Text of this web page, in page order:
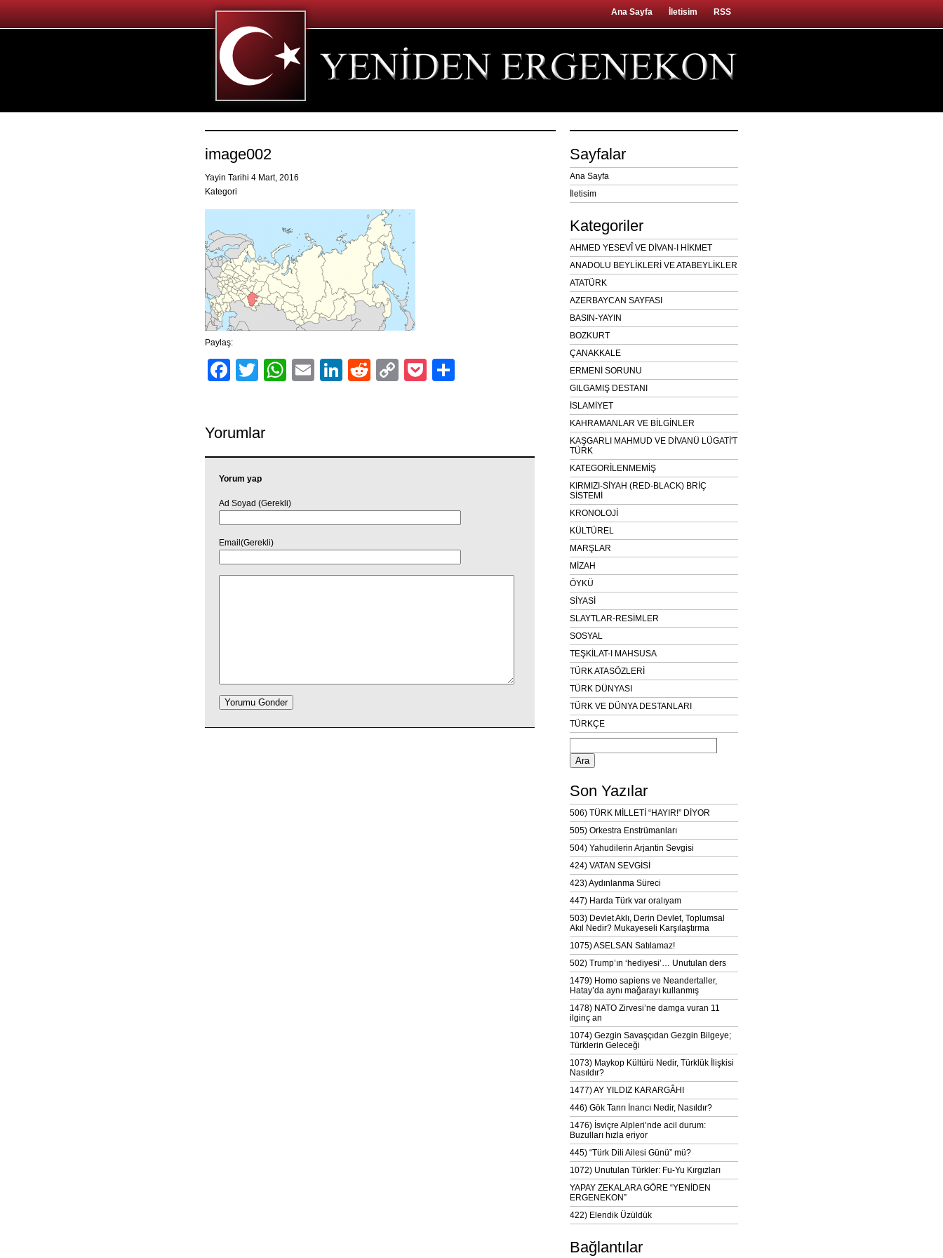
Ana Sayfa İletisim RSS
image002
Yayin Tarihi 4 Mart, 2016
Kategori
Paylaş:
Facebook
TwitterWhatsApp
EmailLinkedIn
RedditCopyPocket
Yorumlar
Yorum yap
Ad Soyad (Gerekli)
Email(Gerekli)
Sayfalar
Ana Sayfa
İletisim
Kategoriler
AHMED YESEVÎ VE DİVAN-I HİKMET
ANADOLU BEYLİKLERİ VE ATABEYLİKLER
ATATÜRK
AZERBAYCAN SAYFASI
BASIN-YAYIN
BOZKURT
ÇANAKKALE
ERMENİ SORUNU
GILGAMIŞ DESTANI
İSLAMİYET
KAHRAMANLAR VE BİLGİNLER
KAŞGARLI MAHMUD VE DİVANÜ LÜGATİ'T
TÜRK
KATEGORİLENMEMİŞ
KIRMIZI-SİYAH (RED-BLACK) BRİÇ
SİSTEMİ
KRONOLOJİ
KÜLTÜREL
MARŞLAR
MİZAH
ÖYKÜ
SİYASİ
SLAYTLAR-RESİMLER
SOSYAL
TEŞKİLAT-I MAHSUSA
TÜRK ATASÖZLERİ
TÜRK DÜNYASI
TÜRK VE DÜNYA DESTANLARI
TÜRKÇE
Arama:
Son Yazılar
506) TÜRK MİLLETİ “HAYIR!” DİYOR
505) Orkestra Enstrümanları
504) Yahudilerin Arjantin Sevgisi
424) VATAN SEVGİSİ
423) Aydınlanma Süreci
447) Harda Türk var oralıyam
503) Devlet Aklı, Derin Devlet, Toplumsal
Akıl Nedir? Mukayeseli Karşılaştırma
1075) ASELSAN Satılamaz!
502) Trump’ın ‘hediyesi’… Unutulan ders
1479) Homo sapiens ve Neandertaller,
Hatay’da aynı mağarayı kullanmış
1478) NATO Zirvesi’ne damga vuran 11
ilginç an
1074) Gezgin Savaşçıdan Gezgin Bilgeye;
Türklerin Geleceği
1073) Maykop Kültürü Nedir, Türklük İlişkisi
Nasıldır?
1477) AY YILDIZ KARARGÂHI
446) Gök Tanrı İnancı Nedir, Nasıldır?
1476) İsviçre Alpleri’nde acil durum:
Buzulları hızla eriyor
445) “Türk Dili Ailesi Günü” mü?
1072) Unutulan Türkler: Fu-Yu Kırgızları
YAPAY ZEKALARA GÖRE “YENİDEN
ERGENEKON”
422) Elendik Üzüldük
Bağlantılar